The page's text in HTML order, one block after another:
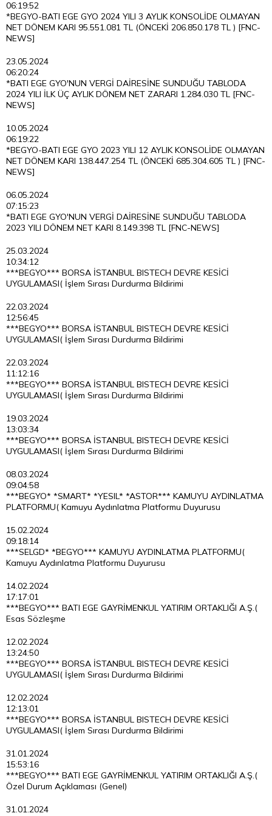
06:19:52
*BEGYO-BATI EGE GYO 2024 YILI 3 AYLIK KONSOLİDE OLMAYAN
NET DÖNEM KARI 95.551.081 TL (ÖNCEKİ 206.850.178 TL ) [FNC-
NEWS]
23.05.2024
06:20:24
*BATI EGE GYO'NUN VERGİ DAİRESİNE SUNDUĞU TABLODA
2024 YILI İLK ÜÇ AYLIK DÖNEM NET ZARARI 1.284.030 TL [FNC-
NEWS]
10.05.2024
06:19:22
*BEGYO-BATI EGE GYO 2023 YILI 12 AYLIK KONSOLİDE OLMAYAN
NET DÖNEM KARI 138.447.254 TL (ÖNCEKİ 685.304.605 TL ) [FNC-
NEWS]
06.05.2024
07:15:23
*BATI EGE GYO'NUN VERGİ DAİRESİNE SUNDUĞU TABLODA
2023 YILI DÖNEM NET KARI 8.149.398 TL [FNC-NEWS]
25.03.2024
10:34:12
***BEGYO*** BORSA İSTANBUL BISTECH DEVRE KESİCİ
UYGULAMASI( İşlem Sırası Durdurma Bildirimi
22.03.2024
12:56:45
***BEGYO*** BORSA İSTANBUL BISTECH DEVRE KESİCİ
UYGULAMASI( İşlem Sırası Durdurma Bildirimi
22.03.2024
11:12:16
***BEGYO*** BORSA İSTANBUL BISTECH DEVRE KESİCİ
UYGULAMASI( İşlem Sırası Durdurma Bildirimi
19.03.2024
13:03:34
***BEGYO*** BORSA İSTANBUL BISTECH DEVRE KESİCİ
UYGULAMASI( İşlem Sırası Durdurma Bildirimi
08.03.2024
09:04:58
***BEGYO* *SMART* *YESIL* *ASTOR*** KAMUYU AYDINLATMA
PLATFORMU( Kamuyu Aydınlatma Platformu Duyurusu
15.02.2024
09:18:14
***SELGD* *BEGYO*** KAMUYU AYDINLATMA PLATFORMU(
Kamuyu Aydınlatma Platformu Duyurusu
14.02.2024
17:17:01
***BEGYO*** BATI EGE GAYRİMENKUL YATIRIM ORTAKLIĞI A.Ş.(
Esas Sözleşme
12.02.2024
13:24:50
***BEGYO*** BORSA İSTANBUL BISTECH DEVRE KESİCİ
UYGULAMASI( İşlem Sırası Durdurma Bildirimi
12.02.2024
12:13:01
***BEGYO*** BORSA İSTANBUL BISTECH DEVRE KESİCİ
UYGULAMASI( İşlem Sırası Durdurma Bildirimi
31.01.2024
15:53:16
***BEGYO*** BATI EGE GAYRİMENKUL YATIRIM ORTAKLIĞI A.Ş.(
Özel Durum Açıklaması (Genel)
31.01.2024